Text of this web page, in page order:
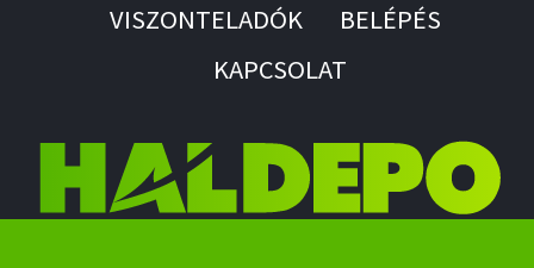
VISZONTELADÓK
BELÉPÉS
KAPCSOLAT